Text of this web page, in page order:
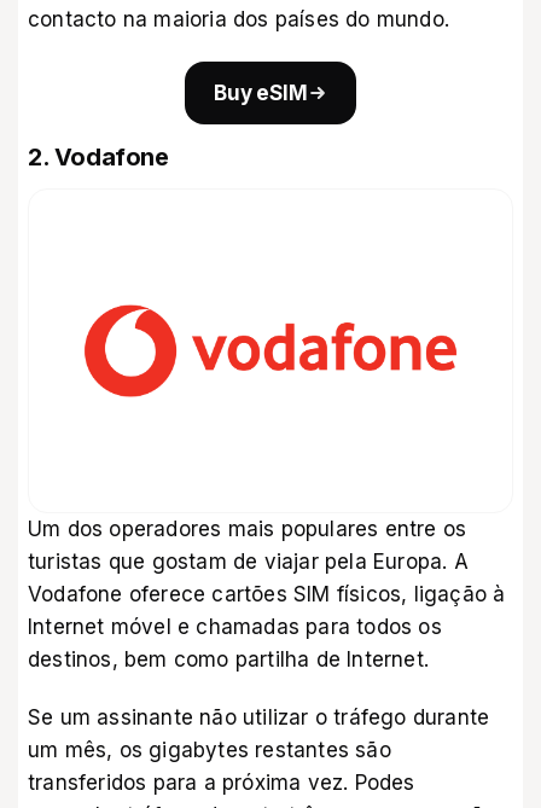
contacto na maioria dos países do mundo.
Buy eSIM
2. Vodafone
Um dos operadores mais populares entre os
turistas que gostam de viajar pela Europa. A
Vodafone oferece cartões SIM físicos, ligação à
Internet móvel e chamadas para todos os
destinos, bem como partilha de Internet.
Se um assinante não utilizar o tráfego durante
um mês, os gigabytes restantes são
transferidos para a próxima vez. Podes